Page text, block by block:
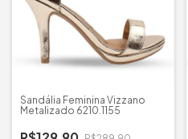
Sandália Feminina Vizzano
Metalizado 6210.1155